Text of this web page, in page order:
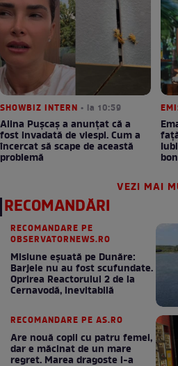
SHOWBIZ INTERN • la 10:59
Alina Pușcaș a anunțat că a
fost invadată de viespi. Cum a
încercat să scape de această
problemă
VEZI MAI
RECOMANDĂRI
RECOMANDARE PE
OBSERVATORNEWS.RO
Misiune eșuată pe Dunăre:
Barjele nu au fost scufundate.
Oprirea Reactorului 2 de la
Cernavodă, inevitabilă
RECOMANDARE PE AS.RO
Are nouă copii cu patru femei,
dar e măcinat de un mare
regret. Marea dragoste l-a